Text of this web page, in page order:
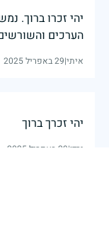
יהי זכרו ברוך.
הערכים
איתי|29 באפריל 2025
יהי זכרך ברוך
ירדן|29 באפריל 2025